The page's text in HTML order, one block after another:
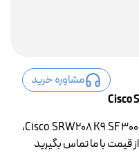
مشاوره خرید
لیست قیمت و خرید سوییچ سیسکو Cisco SRW208 K9 SF 300،
با ما تماس بگیرید